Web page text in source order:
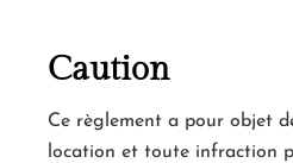
Caution
Ce règlement a pour objet
location et toute infraction